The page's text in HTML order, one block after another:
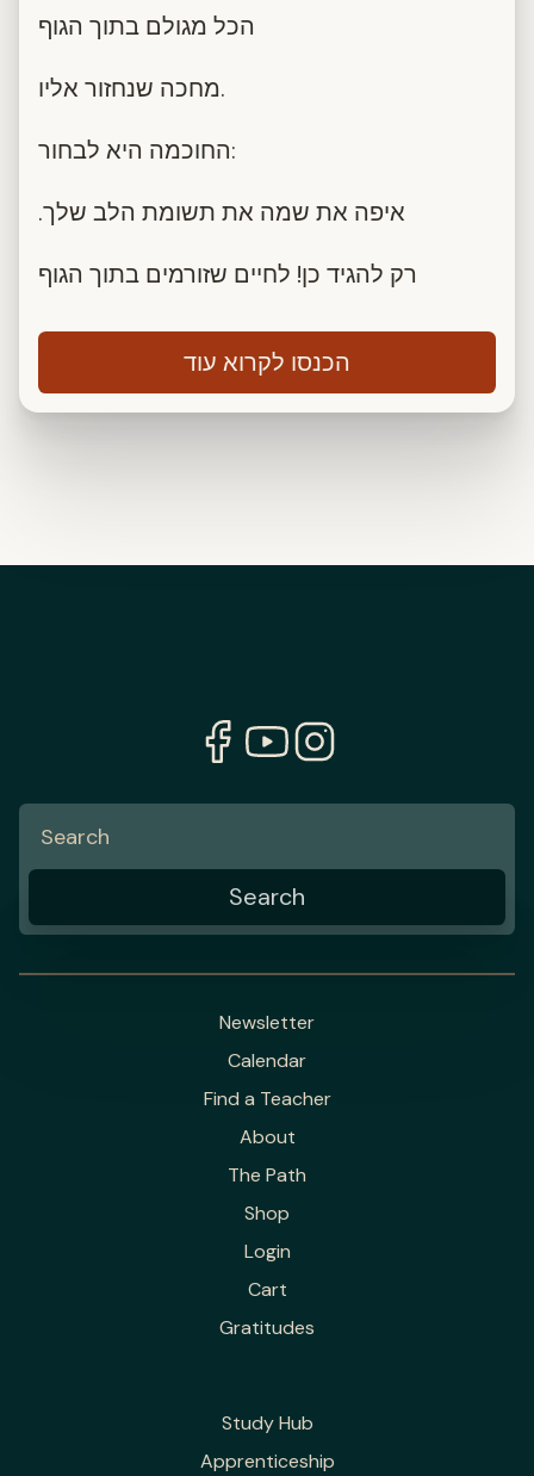
הכל מגולם בתוך הגוף
מחכה שנחזור אליו.
החוכמה היא לבחור:
.איפה את שמה את תשומת הלב שלך
רק להגיד כן! לחיים שזורמים בתוך הגוף
הכנסו לקרוא עוד
Newsletter
Calendar
Find a Teacher
About
The Path
Shop
Login
Cart
Gratitudes
Study Hub
Apprenticeship